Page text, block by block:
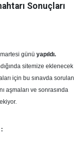
Sonuçları
günü yapıldı.
sitemize eklenecek
için bu sınavda sorulan
aşmaları ve sonrasında